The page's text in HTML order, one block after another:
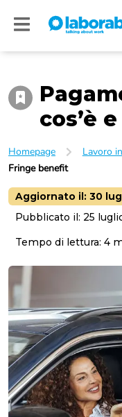
I nostri social
Accedi
People
Company
cos’è
Homepage Lavoro
Fringe benefit
Aggiornato il: 30
Pubblicato il: 25
Tempo di lettura: 4